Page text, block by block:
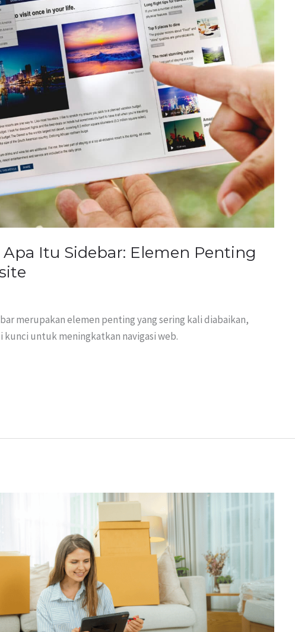
Itu Sidebar: Elemen Penting
merupakan elemen penting yang sering kali diabaikan,
kunci untuk meningkatkan navigasi web.